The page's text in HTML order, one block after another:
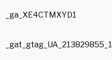
_ga_XE4CTMXYD1
_gat_gtag_UA_213829855_1